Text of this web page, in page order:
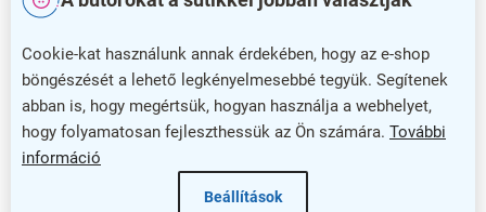
Cookie-kat használunk annak érdekében, hogy az e-shop
böngészését a lehető legkényelmesebbé tegyük. Segítenek
abban is, hogy megértsük, hogyan használja a webhelyet,
hogy folyamatosan fejleszthessük az Ön számára. További
információ
Beállítások
Az 5 év garancia biztosítja, hogy megbízható és
hosszú távú befektetésről van szó. A tábla mérete
ideális kisebb tárgyalókhoz, irodákhoz vagy
tanulószobákhoz, ahol szükség van egy megbízható
és esztétikus írható felületre. Válassza ezt az írható